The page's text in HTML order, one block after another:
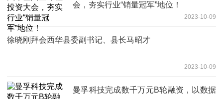
会，夯实行业“销量冠军”地位！
2023-10-09
徐晓刚拜会西华县委副书记、县长马昭才
2023-10-09
曼孚科技完成数千万元B轮融资，以数据